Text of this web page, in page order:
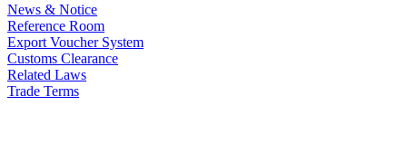
News & Notice
Reference Room
Export Voucher System
Customs Clearance
Related Laws
Trade Terms